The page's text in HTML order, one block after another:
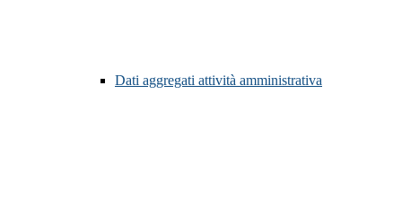
Dati aggregati attività amministrativa